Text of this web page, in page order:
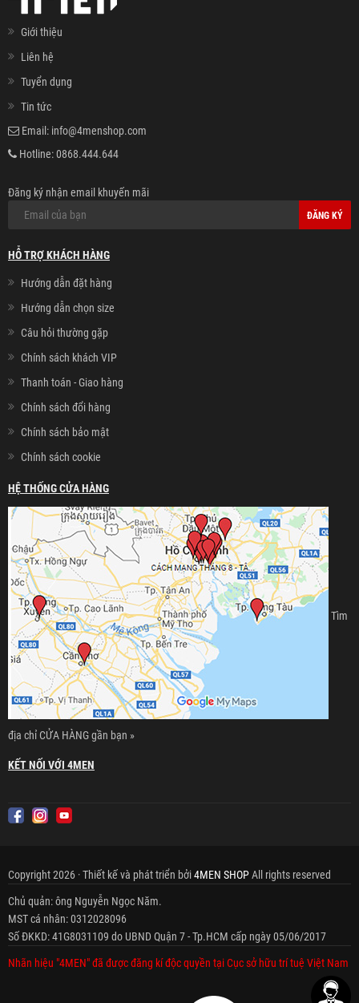
Giới thiệu
Liên hệ
Tuyển dụng
Tin tức
Email: info@4menshop.com
Hotline:0868.444.644
Đăng ký nhận email khuyến mãi
ĐĂNG KÝ
HỖ TRỢ KHÁCH HÀNG
Hướng dẫn đặt hàng
Hướng dẫn chọn size
Câu hỏi thường gặp
Chính sách khách VIP
Thanh toán - Giao hàng
Chính sách đổi hàng
Chính sách bảo mật
Chính sách cookie
HỆ THỐNG CỬA HÀNG
Tìm
địa chỉ CỬA HÀNG gần bạn »
KẾT NỐI VỚI 4MEN
Copyright 2026 · Thiết kế và phát triển bởi4MEN SHOPAll rights reserved
Chủ quản: ông Nguyễn Ngọc Năm.
MST cá nhân: 0312028096
Số ĐKKD: 41G8031109 do UBND Quận 7 - Tp.HCM cấp ngày 05/06/2017
Nhãn hiệu "4MEN" đã được đăng kí độc quyền tại Cục sở hữu trí tuệ Việt Nam